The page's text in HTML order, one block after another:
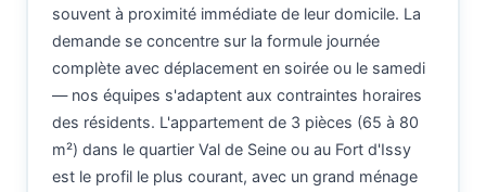
souvent à proximité immédiate de leur domicile. La
demande se concentre sur la formule journée
complète avec déplacement en soirée ou le samedi
— nos équipes s'adaptent aux contraintes horaires
des résidents. L'appartement de 3 pièces (65 à 80
m²) dans le quartier Val de Seine ou au Fort d'Issy
est le profil le plus courant, avec un grand ménage